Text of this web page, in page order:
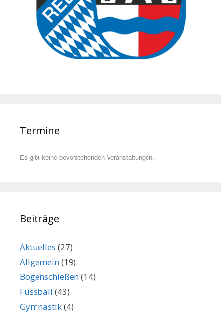
Termine
Es gibt keine bevorstehenden Veranstaltungen.
Beiträge
Aktuelles (27)
Allgemein(19)
Bogenschießen(14)
Fussball (43)
Gymnastik(4)